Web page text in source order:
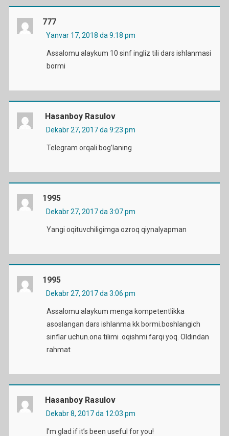
777
Yanvar 17, 2018 da 9:18 pm
Assalomu alaykum 10 sinf ingliz tili dars ishlanmasi
bormi
Hasanboy Rasulov
Dekabr 27, 2017 da 9:23 pm
Telegram orqali bog’laning
1995
Dekabr 27, 2017 da 3:07 pm
Yangi oqituvchiligimga ozroq qiynalyapman
1995
Dekabr 27, 2017 da 3:06 pm
Assalomu alaykum menga kompetentlikka
asoslangan dars ishlanma kk bormi.boshlangich
sinflar uchun.ona tilimi .oqishmi farqi yoq. Oldindan
rahmat
Hasanboy Rasulov
Dekabr 8, 2017 da 12:03 pm
I’m glad if it’s been useful for you!